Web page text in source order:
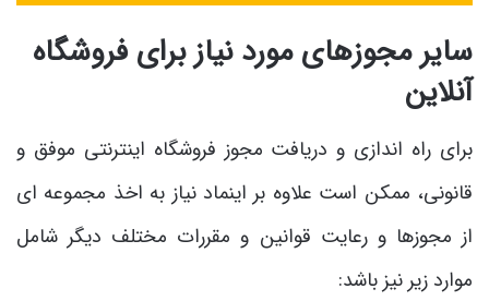
سایر مجوزهای مورد نیاز برای فروشگاه
آنلاین
برای راه ‌اندازی و دریافت مجوز فروشگاه اینترنتی موفق و
قانونی، ممکن است علاوه بر اینماد نیاز به اخذ مجموعه ‌ای
از مجوزها و رعایت قوانین و مقررات مختلف دیگر شامل
موارد زیر نیز باشد: